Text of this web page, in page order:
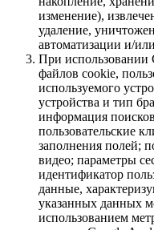
изменение),
удаление,
автоматизации и/
При использовании
файлов cookie,
используемого
устройства и тип
информация
пользовательские
заполнения полей;
видео; параметры
идентификатор
данные,
указанных данных
использованием